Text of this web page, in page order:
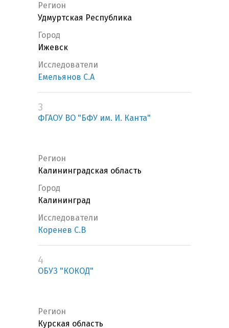
Регион
Удмуртская Республика
Город
Ижевск
Исследователи
Емельянов С.А
3
ФГАОУ ВО "БФУ им. И. Канта"
Регион
Калининградская область
Город
Калининград
Исследователи
Коренев С.В
4
ОБУЗ "КОКОД"
Регион
Курская область